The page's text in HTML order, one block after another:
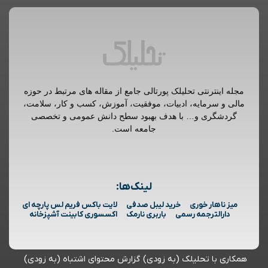
مجله اینترنتی تحلیلک پورتالی جامع از مقاله های مرتبط در حوزه
مالی و سرمایه، ادبیات، موفقیت، آموزش، کسب و کار، سلامت،
گردشگری و… با هدف بهبود سطح دانش عمومی و تخصصی
جامعه است.
لینک‌ها:
میز ناهار خوری خرید لیبل صدفی
لایت باکس فریم لس پارچه ای
دارالترجمه رسمی
باربری نارمک اکسسوری کابینت آشپزخانه
همکاری با تحلیلک (به زودی) گزارش محتوای اشتباه (به زودی)